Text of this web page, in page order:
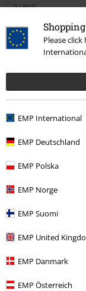
Please
EMP International
EMP Deutschland
EMP Polska
EMP Norge
EMP Suomi
EMP United
EMP Danmark
EMP Österreich
zu eng
zu kurz
War diese
Kommentar jetzt
T shirt
Ein super t Shirt